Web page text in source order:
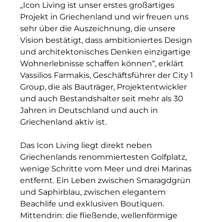
Malerei & Auftragsmalerei Nikolaus Kriese
MünchenBau
Munich Airport Business Park
Münchner Wohnen
Münchner Wohnen
National Center for Waste Management
Neuhausen Neudenken
Optima_Hammer
PAULUS Immobiliengruppe
Pembroke
„Icon Living ist unser erstes großartiges
Projekt in Griechenland und wir freuen uns
sehr über die Auszeichnung, die unsere
Vision bestätigt, dass ambitioniertes Design
und architektonisches Denken einzigartige
Wohnerlebnisse schaffen können“, erklärt
Vassilios Farmakis, Geschäftsführer der City 1
Group, die als Bauträger, Projektentwickler
und auch Bestandshalter seit mehr als 30
Jahren in Deutschland und auch in
Griechenland aktiv ist.
Das Icon Living liegt direkt neben
Griechenlands renommiertesten Golfplatz,
wenige Schritte vom Meer und drei Marinas
entfernt. Ein Leben zwischen Smaragdgrün
und Saphirblau, zwischen elegantem
Beachlife und exklusiven Boutiquen.
Mittendrin: die fließende, wellenförmige